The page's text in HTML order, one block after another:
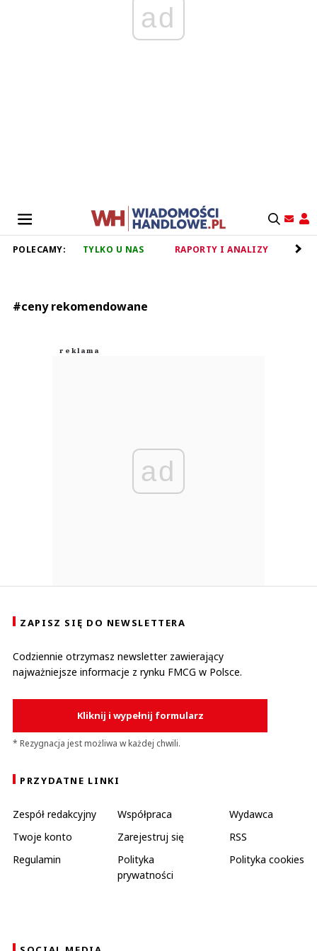
ad
POLECAMY: TYLKO U NAS RAPORTY I ANALIZY
#ceny rekomendowane
ad
ZAPISZ SIĘ DO NEWSLETTERA
Codziennie otrzymasz newsletter zawierający
najważniejsze informacje z rynku FMCG w Polsce.
Kliknij i wypełnij formularz
* Rezygnacja jest możliwa w każdej chwili.
PRZYDATNE LINKI
Zespół redakcyjny Współpraca
Wydawca
Twoje konto
Zarejestruj się
RSS
Regulamin
Polityka
prywatności
Polityka cookies